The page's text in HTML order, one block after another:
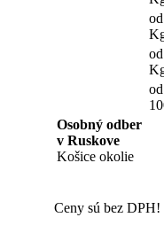
Osobný odber
v Ruskove
Košice okolie
Ceny sú bez DPH!